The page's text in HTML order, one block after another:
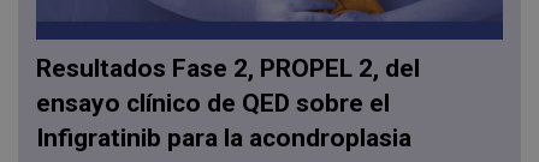
Resultados Fase 2, PROPEL 2, del
ensayo clínico de QED sobre el
Infigratinib para la acondroplasia